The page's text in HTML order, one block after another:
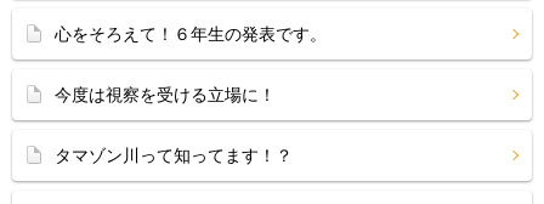
心をそろえて！６年生の発表です。
今度は視察を受ける立場に！
タマゾン川って知ってます！？